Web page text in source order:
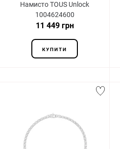
Намисто TOUS Unlock
1004624600
11 449 грн
КУПИТИ